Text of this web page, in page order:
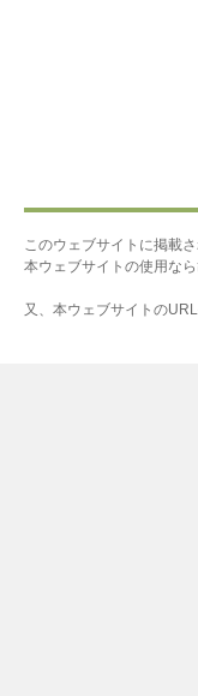
このウェブサイトに掲載
本ウェブサイトの使用な
又、本ウェブサイトの